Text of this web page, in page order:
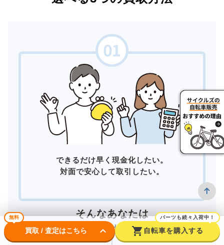
できるだけ早く現金化したい。
対面で安心して取引したい。
そんなあなたは
店頭買取がおすすめ！
無料
買取 / 査定はこちら keyboard_arrow_down shopping_cart
パーツも続々入荷中！
自転車を購入する